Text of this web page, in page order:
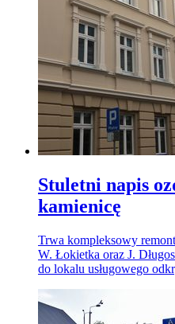
Stuletni napis
kamienicę
Trwa kompleksowy
W. Łokietka oraz J.
do lokalu usługowego